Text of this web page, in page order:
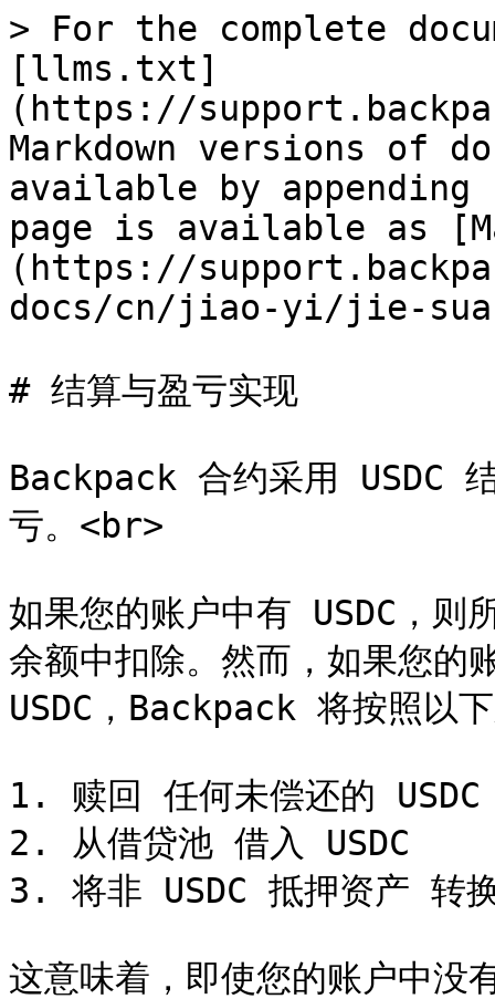
> For the complete
[llms.txt]
(https://
Markdown versions of
available by
page is available as
(https://
docs/cn/jiao-yi/jie-
# 结算与盈亏实现
Backpack 合约采用 USDC
亏。<br>
如果您的账户中有 USDC，则
余额中扣除。然而，如果您的
USDC，Backpack 将按照以
1. 赎回 任何未偿还的 USDC
2. 从借贷池 借入 USDC
3. 将非 USDC 抵押资产 转
这意味着，即使您的账户中没